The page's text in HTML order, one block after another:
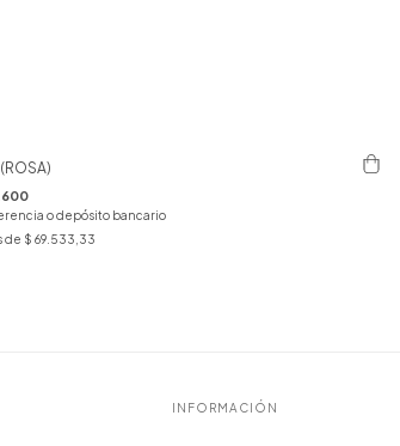
o depósito bancario
de $ 69.533,33
INFORMACIÓN